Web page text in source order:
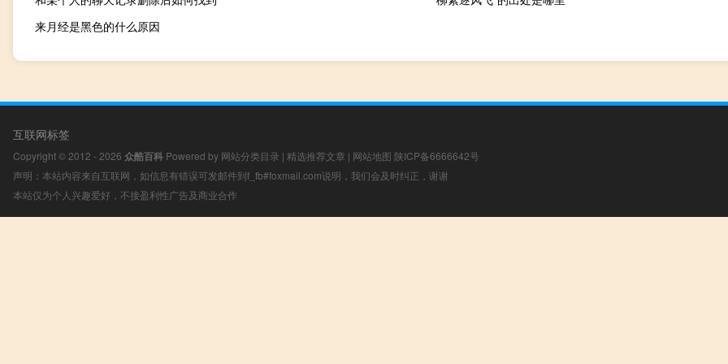
来月经是黑色的什么原因
互联网标签
Copyright © 2012 - 2026 众酷百科 Powered by 网站分类目录 | 精选推荐文章 | 网站地图 陕ICP备6666642号
声明：本站内容来自互联网，如信息有错误可发邮件到f_fb#foxmail.com说明，我们会及时纠正，谢谢
本站仅为个人兴趣爱好，不接盈利性广告及商业合作